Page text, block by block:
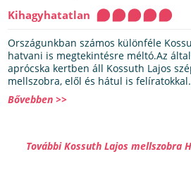
Kihagyhatatlan
Országunkban számos különféle
hatvani is megtekintésre méltó.Az
aprócska kertben áll Kossuth Lajos
mellszobra, elől és hátul is felíratokkal.
Bővebben >>
További Kossuth Lajos mellszobra